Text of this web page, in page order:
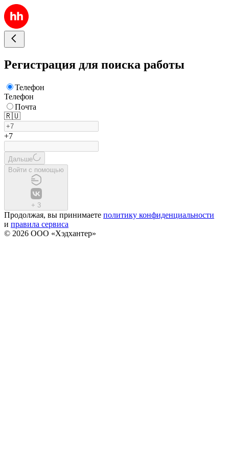
Регистрация для поиска работы
Телефон
Телефон
Почта
🇷🇺
+7
Дальше
Войти с помощью
+ 3
Продолжая, вы принимаете политику конфиденциальности
и правила сервиса
© 2026 ООО «Хэдхантер»